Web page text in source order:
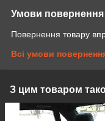
Умови повернення
Повернення товару
Всі умови
З цим товаром